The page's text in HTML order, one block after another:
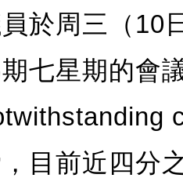
於周三（10
七星期的會
目前近四分